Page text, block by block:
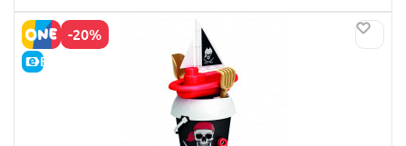
-20%
E-KAINA